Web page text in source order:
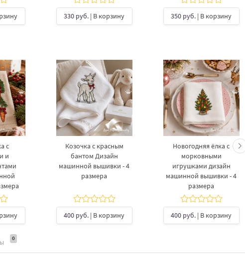
330 руб. | В корзину 350 руб. | В корзину
с
и
Козочка с красным
бантом Дизайн
машинной вышивки - 4
размера
400 руб. | В корзину
Новогодняя ёлка с
морковными
игрушками дизайн
машинной вышивки - 4
размера
400 руб. | В корзину
0